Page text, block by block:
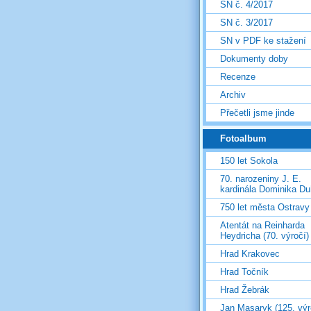
SN č. 4/2017
SN č. 3/2017
SN v PDF ke stažení
Dokumenty doby
Recenze
Archiv
Přečetli jsme jinde
Fotoalbum
150 let Sokola
70. narozeniny J. E.
kardinála Dominika
750 let města Ostravy
Atentát na Reinharda
Heydricha (70. výročí)
Hrad Krakovec
Hrad Točník
Hrad Žebrák
Jan Masaryk (125.